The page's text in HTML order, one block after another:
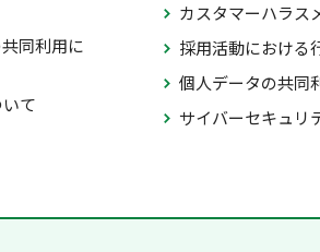
同利用に
て
カスタマーハラス
採用活動における
個人データの共同
サイバーセキュリ